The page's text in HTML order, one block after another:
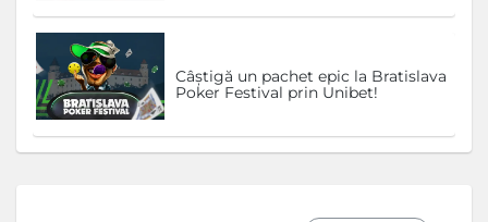
Câștigă un pachet epic la Bratislava
Poker Festival prin Unibet!